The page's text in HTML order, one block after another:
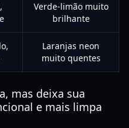
Verde-limão muito
brilhante
Laranjas neon
muito quentes
mas deixa sua
e mais limpa